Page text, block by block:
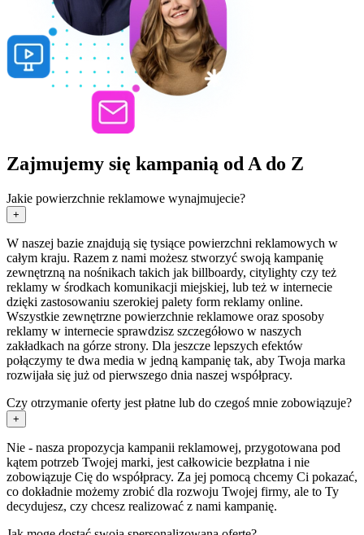
Zajmujemy się kampanią od A do Z
Jakie powierzchnie reklamowe wynajmujecie?
+
W naszej bazie znajdują się tysiące powierzchni reklamowych w
całym kraju. Razem z nami możesz stworzyć swoją kampanię
zewnętrzną na nośnikach takich jak billboardy, citylighty czy też
reklamy w środkach komunikacji miejskiej, lub też w internecie
dzięki zastosowaniu szerokiej palety form reklamy online.
Wszystkie zewnętrzne powierzchnie reklamowe oraz sposoby
reklamy w internecie sprawdzisz szczegółowo w naszych
zakładkach na górze strony. Dla jeszcze lepszych efektów
połączymy te dwa media w jedną kampanię tak, aby Twoja marka
rozwijała się już od pierwszego dnia naszej współpracy.
Czy otrzymanie oferty jest płatne lub do czegoś mnie zobowiązuje?
+
Nie - nasza propozycja kampanii reklamowej, przygotowana pod
kątem potrzeb Twojej marki, jest całkowicie bezpłatna i nie
zobowiązuje Cię do współpracy. Za jej pomocą chcemy Ci pokazać,
co dokładnie możemy zrobić dla rozwoju Twojej firmy, ale to Ty
decydujesz, czy chcesz realizować z nami kampanię.